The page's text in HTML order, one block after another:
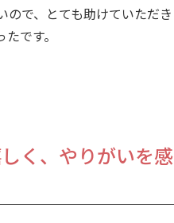
で、とても助けていただ
です。
く、やりがいを